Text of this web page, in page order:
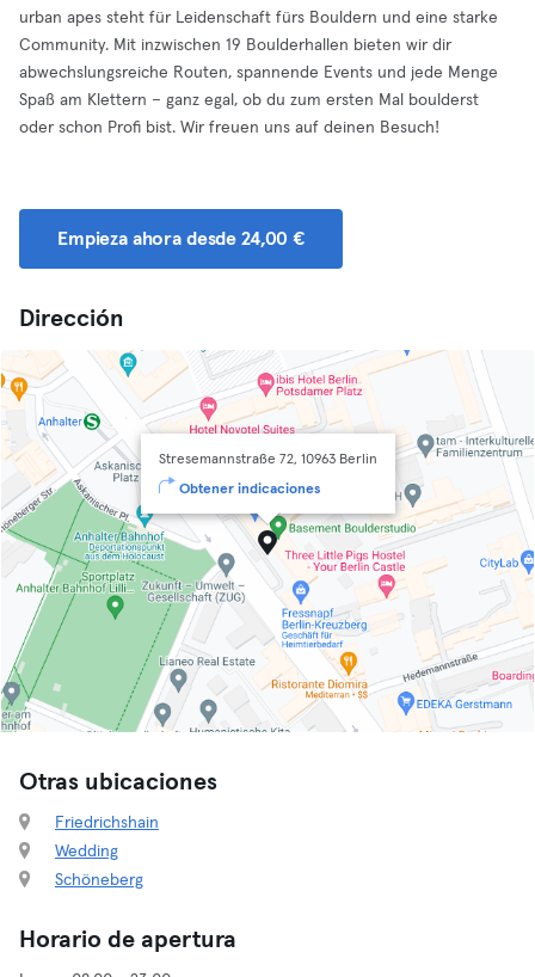
urban apes steht für Leidenschaft fürs Bouldern und eine starke
Community. Mit inzwischen 19 Boulderhallen bieten wir dir
abwechslungsreiche Routen, spannende Events und jede Menge
Spaß am Klettern – ganz egal, ob du zum ersten Mal boulderst
oder schon Profi bist. Wir freuen uns auf deinen Besuch!
Empieza ahora desde 24,00 €
Dirección
Stresemannstraße 72, 10963 Berlin
Obtener indicaciones
Otras ubicaciones
Friedrichshain
Wedding
Schöneberg
Horario de apertura